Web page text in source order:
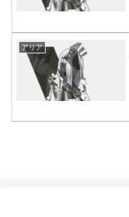
アリア